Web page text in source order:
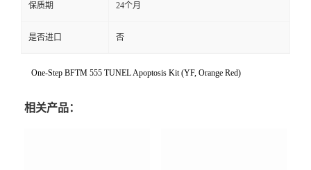
保质期 24个月
是否进口 否
One-Step BFTM 555 TUNEL Apoptosis Kit (YF, Orange Red)
相关产品：